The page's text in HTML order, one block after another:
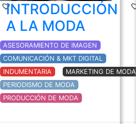
INTRODUCCIÓN
A LA MODA
ASESORAMIENTO DE IMAGEN
COMUNICACIÓN & MKT DIGITAL
INDUMENTARIA
MARKETING DE MODA
PERIODISMO DE MODA
PRODUCCIÓN DE MODA